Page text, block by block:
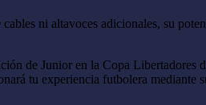
ni altavoces adicionales, su
de Junior en la Copa Libertadores
tu experiencia futbolera mediante